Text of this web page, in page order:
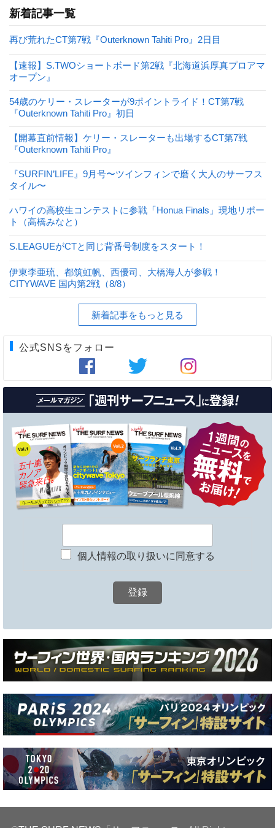
新着記事一覧
再び荒れたCT第7戦『Outerknown Tahiti Pro』2日目
【速報】S.TWOショートボード第2戦『北海道浜厚真プロアマ
オープン』
54歳のケリー・スレーターが9ポイントライド！CT第7戦
『Outerknown Tahiti Pro』初日
【開幕直前情報】ケリー・スレーターも出場するCT第7戦
『Outerknown Tahiti Pro』
『SURFIN’LIFE』9月号〜ツインフィンで磨く大人のサーフス
タイル〜
ハワイの高校生コンテストに参戦「Honua Finals」現地リポー
ト（高橋みなと）
S.LEAGUEがCTと同じ背番号制度をスタート！
伊東李亜琉、都筑虹帆、西優司、大橋海人が参戦！
CITYWAVE 国内第2戦（8/8）
新着記事をもっと見る
公式SNSをフォロー
個人情報の取り扱いに同意する